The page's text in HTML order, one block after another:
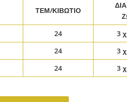
ΤΕΜ/ΚΙΒΩΤΙΟ
24
3
24
3
24 3